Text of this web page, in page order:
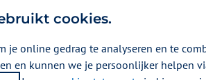
cookies.
je online gedrag te analyseren en te
en kunnen we je persoonlijker helpen